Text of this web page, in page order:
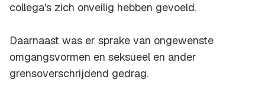
collega's zich onveilig hebben gevoeld.
Daarnaast was er sprake van ongewenste
omgangsvormen en seksueel en ander
grensoverschrijdend gedrag.